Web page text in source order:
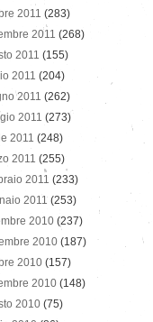
2011 (283)
2011 (268)
2011 (155)
2011 (204)
2011 (262)
2011 (273)
2011 (248)
2011 (255)
2011 (233)
2011 (253)
2010 (237)
2010 (187)
2010 (157)
2010 (148)
2010 (75)